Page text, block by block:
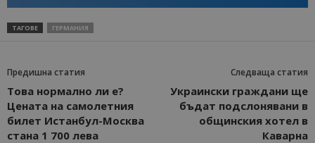
ТАГОВЕ ГЕРМАНИЯ
Предишна статия
Това нормално ли е?
Цената на самолетния
билет Истанбул-Москва
стана 1 700 лева
Следваща статия
Украински граждани ще
бъдат подслонявани в
общинския хотел в
Каварна